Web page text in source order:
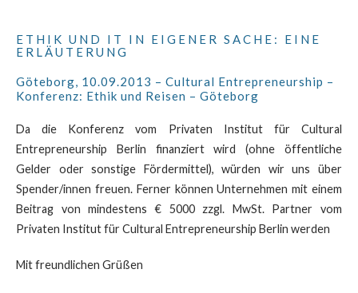
ETHIK UND IT IN EIGENER SACHE: EINE
ERLÄUTERUNG
Göteborg, 10.09.2013 – Cultural Entrepreneurship –
Konferenz: Ethik und Reisen – Göteborg
Da die Konferenz vom Privaten Institut für Cultural
Entrepreneurship Berlin finanziert wird (ohne öffentliche
Gelder oder sonstige Fördermittel), würden wir uns über
Spender/innen freuen. Ferner können Unternehmen mit einem
Beitrag von mindestens € 5000 zzgl. MwSt. Partner vom
Privaten Institut für Cultural Entrepreneurship Berlin werden
Mit freundlichen Grüßen